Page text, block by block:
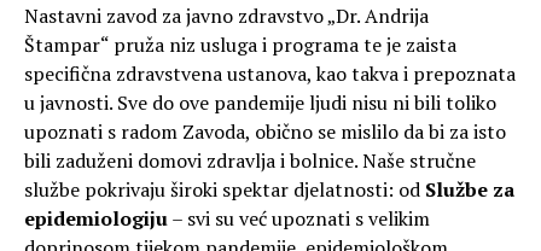
Nastavni zavod za javno zdravstvo „Dr. Andrija
Štampar“ pruža niz usluga i programa te je zaista
specifična zdravstvena ustanova, kao takva i prepoznata
u javnosti. Sve do ove pandemije ljudi nisu ni bili toliko
upoznati s radom Zavoda, obično se mislilo da bi za isto
bili zaduženi domovi zdravlja i bolnice. Naše stručne
službe pokrivaju široki spektar djelatnosti: od Službe za
epidemiologiju– svi su već upoznati s velikim